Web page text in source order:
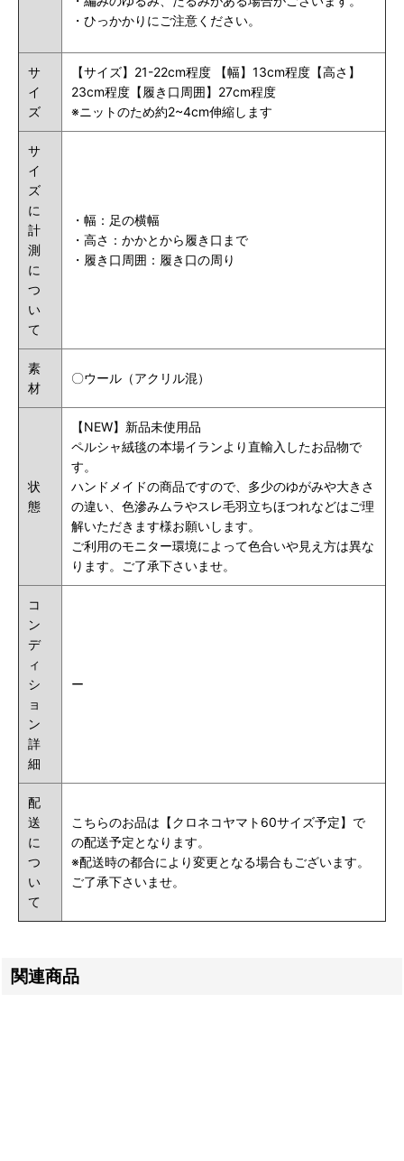
・ひっかかりにご注意ください。
サ
イ
ズ
【サイズ】21-22cm程度 【幅】13cm程度【高さ】
23cm程度【履き口周囲】27cm程度
※ニットのため約2~4cm伸縮します
サ
イ
ズ
に
計
測
に
つ
い
て
・幅：足の横幅
・高さ：かかとから履き口まで
・履き口 周囲 ：履き口の周り
素
材
〇ウール（アクリル混）
状
態
【NEW】新品未使用品
ペルシャ絨毯の本場イランより直輸入したお品物で
す。
ハンドメイドの商品ですので、多少のゆがみや大きさ
の違い、色滲みムラやスレ毛羽立ちほつれなどはご理
解いただきます様お願いします。
ご利用のモニター環境によって色合いや見え方は異な
ります。ご了承下さいませ。
コ
ン
デ
ィ
シ
ョ
ン
詳
細
ー
配
送
に
つ
い
て
こちらのお品は【クロネコヤマト60サイズ予定】で
の配送予定となります。
※配送時の都合により変更となる場合もございます。
ご了承下さいませ。
関連商品